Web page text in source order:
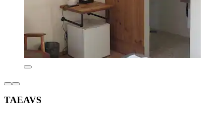
TAEAVS